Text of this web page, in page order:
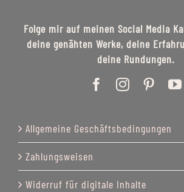
Folge mir auf meinen Social Media
deine genähten Werke, deine
deine Rundungen.
Allgemeine Geschäftsbedingungen
Zahlungsweisen
Widerruf für digitale Inhalte